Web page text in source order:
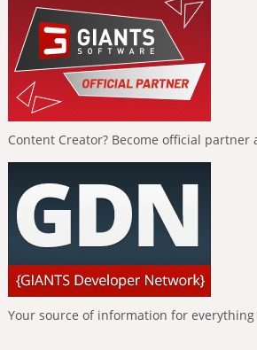
Content Creator? Become official
Your source of information for